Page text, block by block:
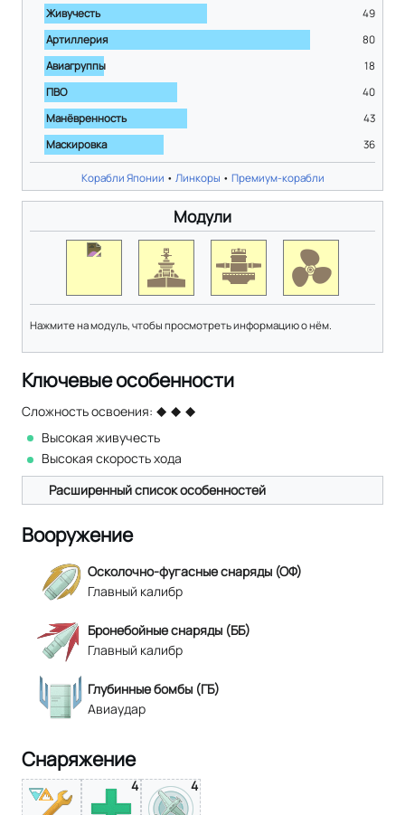
Живучесть
49
Артиллерия
80
Авиагруппы
18
ПВО
40
Манёвренность
43
Маскировка
36
Корабли Японии • Линкоры • Премиум-корабли
Модули
Нажмите на модуль, чтобы просмотреть информацию о нём.
Ключевые особенности
Сложность освоения:
Высокая живучесть
Высокая скорость хода
Расширенный список особенностей
Вооружение
Осколочно-фугасные снаряды (ОФ)
Главный калибр
Бронебойные снаряды (ББ)
Главный калибр
Глубинные бомбы (ГБ)
Авиаудар
Снаряжение
4 4